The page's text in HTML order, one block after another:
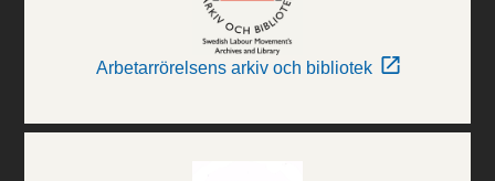
Arbetarrörelsens arkiv och bibliotek